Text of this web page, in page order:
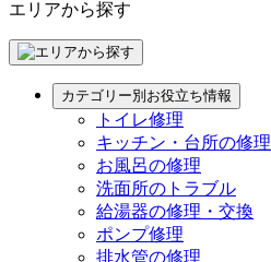
エリアから探す
カテゴリー別お役立ち情報
トイレ修理
キッチン・台所の修理
お風呂の修理
洗面所のトラブル
給湯器の修理・交換
ポンプ修理
排水管の修理